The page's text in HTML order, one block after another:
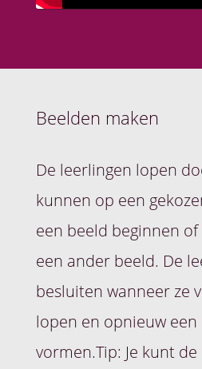
Beelden maken
De leerlingen lopen
kunnen op een
een beeld beginnen
een ander beeld. De
besluiten wanneer ze
lopen en opnieuw een
vormen.Tip: Je kunt